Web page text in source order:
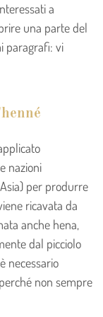
a
una parte del
paragrafi: vi
nazioni
per produrre
ricavata da
anche hena,
dal picciolo
necessario
non sempre